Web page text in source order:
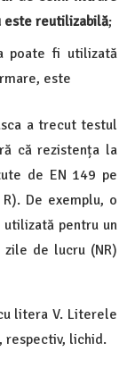
este reutilizabilă;
poate fi utilizată
este
a trecut testul
că rezistența la
de EN 149 pe
De exemplu, o
utilizată pentru un
de lucru (NR)
litera V. Literele
respectiv, lichid.